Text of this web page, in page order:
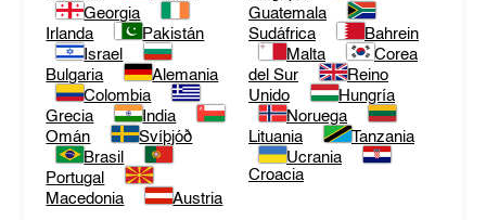
Georgia
Irlanda
Pakistán
Israel
Bulgaria
Alemania
Colombia
Grecia
India
Omán
Svíþjóð
Brasil
Portugal
Macedonia
Austria
Guatemala
Sudáfrica
Bahrein
Malta
Corea
del Sur
Reino
Unido
Hungría
Noruega
Lituania
Tanzania
Ucrania
Croacia